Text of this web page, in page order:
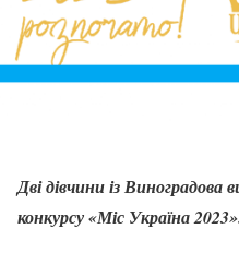
Дві дівчини із Виноградова
конкурсу «Міс Україна